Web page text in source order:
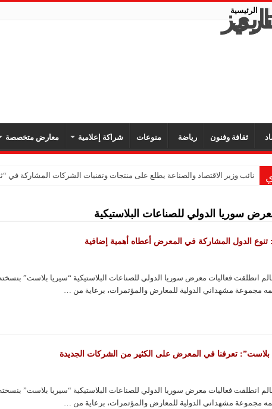
الرئيسية
ثقافة وفنون رياضة منوعات شراكة إعلامية معارض متخصصة
نائب وزير الاقتصاد والصناعة يطلع على منتجات وتقنيات الشركات المشاركة في “ثلاثية
سوريا الدولي للصناعات البلاستيكية
الدول المشاركة في المعرض أعطاه أهمية إضافية
انطلقت فعاليات معرض سوريا الدولي للصناعات البلاستيكية “سيريا بلاست”
مجموعة مشهداني الدولية للمعارض والمؤتمرات، برعاية من …
بلاست”: تعرفنا في المعرض على الكثير من الشركات الجديدة
انطلقت فعاليات معرض سوريا الدولي للصناعات البلاستيكية “سيريا بلاست”
مجموعة مشهداني الدولية للمعارض والمؤتمرات، برعاية من …